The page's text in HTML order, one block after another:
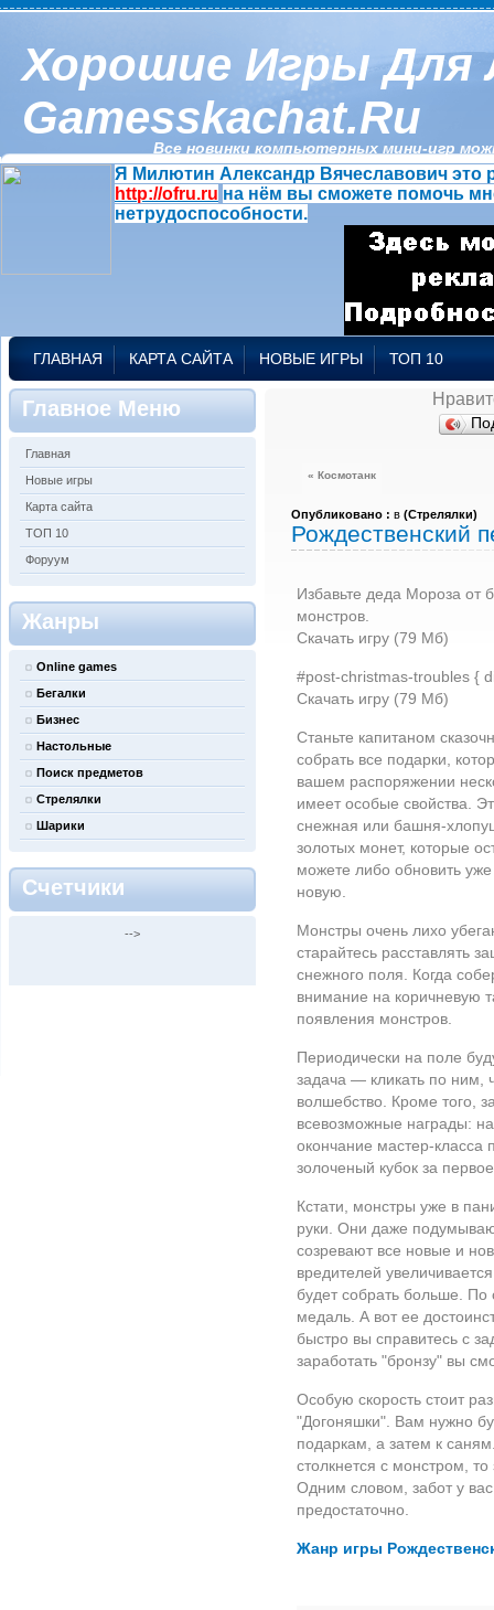
Хорошие Игры Для
Gamesskachat.ru
Все новинки компьютерных мини-игр
Я Милютин Александр Вячеславович это
http://ofru.ru на нём вы сможете помочь
нетрудоспособности.
ГЛАВНАЯ КАРТА САЙТА НОВЫЕ ИГРЫ ТОП 10
Главное Меню
Главная
Новые игры
Карта сайта
ТОП 10
Форуум
Жанры
Online games
Бегалки
Бизнес
Настольные
Поиск предметов
Стрелялки
Шарики
Счетчики
-->
« Космотанк
Опубликовано : в (Стрелялки)
Рождественский
Избавьте деда Мороза от
монстров.
Скачать игру (79 Мб)
#post-christmas-troubles {
Скачать игру (79 Мб)
Станьте капитаном
собрать все подарки,
вашем распоряжении
имеет особые свойства.
снежная или башня-
золотых монет, которые
можете либо обновить
новую.
Монстры очень лихо
старайтесь расставлять
снежного поля. Когда
внимание на коричневую
появления монстров.
Периодически на поле
задача — кликать по ним,
волшебство. Кроме того,
всевозможные награды:
окончание мастер-
золоченый кубок за
Кстати, монстры уже в
руки. Они даже
созревают все новые и
вредителей
будет собрать больше. По
медаль. А вот ее
быстро вы справитесь с
заработать "бронзу" вы
Особую скорость стоит
"Догоняшки". Вам нужно
подаркам, а затем к
столкнется с монстром,
Одним словом, забот у
предостаточно.
Жанр игры